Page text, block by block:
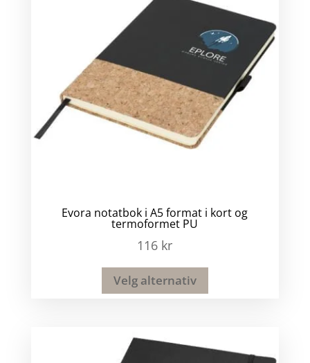
Evora notatbok i A5 format i kort og
termoformet PU
116 kr
Velg alternativ